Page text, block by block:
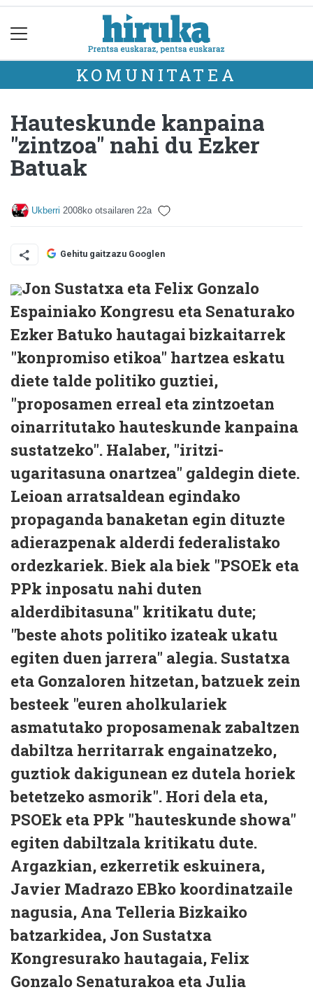
KOMUNITATEA
Hauteskunde kanpaina
"zintzoa" nahi du Ezker
Batuak
Ukberri 2008ko otsailaren 22a
Gehitu gaitzazu Googlen
Jon Sustatxa eta Felix Gonzalo
Espainiako Kongresu eta Senaturako
Ezker Batuko hautagai bizkaitarrek
"konpromiso etikoa" hartzea eskatu
diete talde politiko guztiei,
"proposamen erreal eta zintzoetan
oinarritutako hauteskunde kanpaina
sustatzeko". Halaber, "iritzi-
ugaritasuna onartzea" galdegin diete.
Leioan arratsaldean egindako
propaganda banaketan egin dituzte
adierazpenak alderdi federalistako
ordezkariek. Biek ala biek "PSOEk eta
PPk inposatu nahi duten
alderdibitasuna" kritikatu dute;
"beste ahots politiko izateak ukatu
egiten duen jarrera" alegia. Sustatxa
eta Gonzaloren hitzetan, batzuek zein
besteek "euren aholkulariek
asmatutako proposamenak zabaltzen
dabiltza herritarrak engainatzeko,
guztiok dakigunean ez dutela horiek
betetzeko asmorik". Hori dela eta,
PSOEk eta PPk "hauteskunde showa"
egiten dabiltzala kritikatu dute.
Argazkian, ezkerretik eskuinera,
Javier Madrazo EBko koordinatzaile
nagusia, Ana Telleria Bizkaiko
batzarkidea, Jon Sustatxa
Kongresurako hautagaia, Felix
Gonzalo Senaturakoa eta Julia